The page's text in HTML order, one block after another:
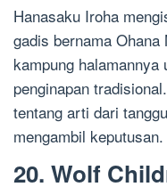
Hanasaku Iroha
gadis bernama
kampung
penginapan
tentang arti dari
mengambil keputusan.
20. Wolf